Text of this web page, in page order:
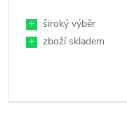
+
široký výběr
+
zboží skladem